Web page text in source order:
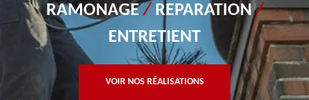
RAMONAGE/ REPARATION/
ENTRETIENT
VOIR NOS RÉALISATIONS